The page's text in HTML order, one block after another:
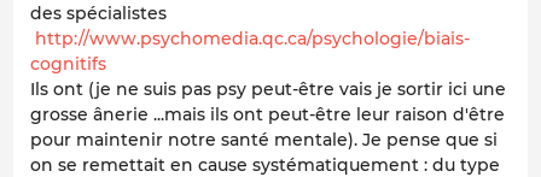
des spécialistes
http://www.psychomedia.qc.ca/psychologie/biais-
cognitifs
Ils ont (je ne suis pas psy peut-être vais je sortir ici une
grosse ânerie ...mais ils ont peut-être leur raison d'être
pour maintenir notre santé mentale). Je pense que si
on se remettait en cause systématiquement : du type